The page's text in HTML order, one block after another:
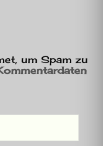
um Spam zu